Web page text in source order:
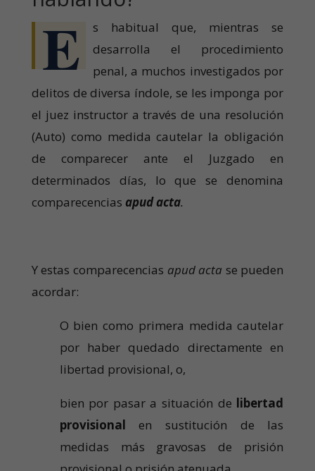
E
s habitual que, mientras se
desarrolla el procedimiento
penal, a muchos investigados por
delitos de diversa índole, se les imponga por
el juez instructor a través de una resolución
(Auto) como medida cautelar la obligación
de comparecer ante el Juzgado en
determinados días, lo que se denomina
comparecencias apud acta.
Y estas comparecencias apud acta se pueden
acordar:
O bien como primera medida cautelar
por haber quedado directamente en
libertad provisional, o,
bien por pasar a situación de libertad
provisional en sustitución de las
medidas más gravosas de prisión